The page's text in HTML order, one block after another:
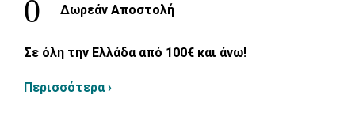
Δωρεάν Αποστολή
Σε όλη την Ελλάδα από 100€ και άνω!
Περισσότερα ›